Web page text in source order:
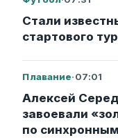
Стали
стартового
Плавание·07:01
Алексей
завоевали
по